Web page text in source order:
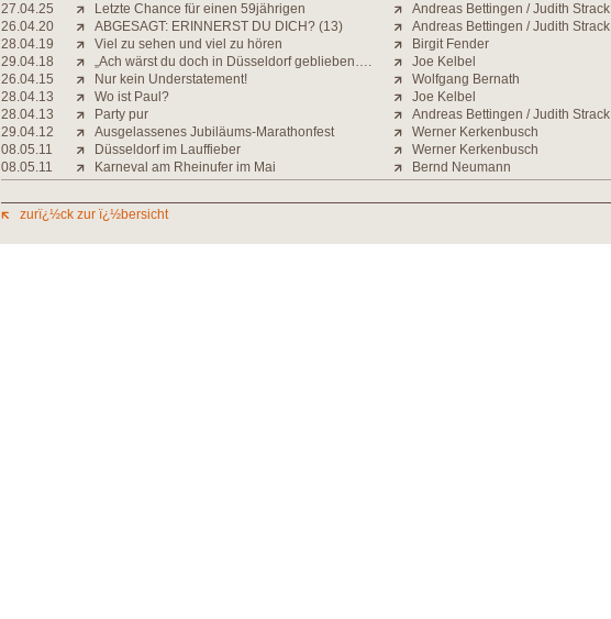
27.04.25
Letzte Chance für einen 59jährigen
Andreas Bettingen / Judith Strack
26.04.20
ABGESAGT: ERINNERST DU DICH? (13)
Andreas Bettingen / Judith Strack
28.04.19
Viel zu sehen und viel zu hören
Birgit Fender
29.04.18
„Ach wärst du doch in Düsseldorf geblieben….
Joe Kelbel
26.04.15
Nur kein Understatement!
Wolfgang Bernath
28.04.13
Wo ist Paul?
Joe Kelbel
28.04.13
Party pur
Andreas Bettingen / Judith Strack
29.04.12
Ausgelassenes Jubiläums-Marathonfest
Werner Kerkenbusch
08.05.11
Düsseldorf im Lauffieber
Werner Kerkenbusch
08.05.11
Karneval am Rheinufer im Mai Bernd Neumann
zurï¿½ck zur ï¿½bersicht